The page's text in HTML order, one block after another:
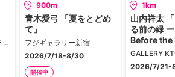
Gallery Cafe Bar THREE THREE
900m
青木愛弓 「夏をとどめ
て」
フジギャラリー新宿
2026/7/18-8/30
開催中
1km
山内祥太
る前の緑
Before the
GALLERY
2026/7/21-